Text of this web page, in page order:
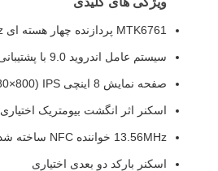
MTK6761 پردازنده چهار هسته ای 2.0GHz
سیستم عامل اندروید 9.0 با پشتیبانی از چند زبان
صفحه نمایش 8 اینچی IPS (1280×800 رزولوشن)
اسکنر اثر انگشت بیومتریک اختیاری
13.56MHz خواننده NFC ساخته شده
اسکنر بارکد دو بعدی اختیاری